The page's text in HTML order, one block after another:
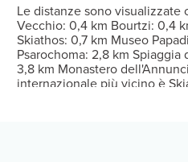
Le distanze sono visualizzate
Vecchio: 0,4 km Bourtzi: 0,4
Skiathos: 0,7 km Museo
Psarochoma: 2,8 km
3,8 km Monastero
internazionale più vicino è